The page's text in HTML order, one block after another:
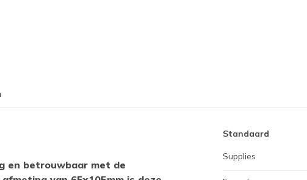
en betrouwbaar met de
Standaard
Supplies